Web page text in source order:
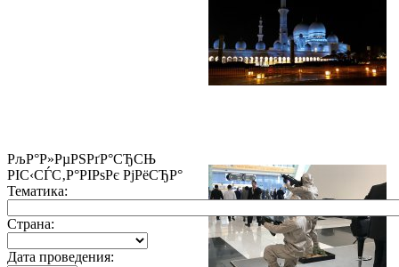
РљР°Р»РµРЅРґР°СЂСЊ
РІС‹СЃС‚Р°РІРѕРє РјРёСЂР°
Тематика:
Страна:
Дата проведения: